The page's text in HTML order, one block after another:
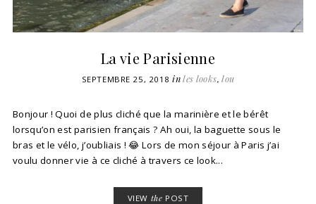
La vie Parisienne
SEPTEMBRE 25, 2018 inles looks,lou
Bonjour ! Quoi de plus cliché que la marinière et le bérêt
lorsqu’on est parisien français ? Ah oui, la baguette sous le
bras et le vélo, j’oubliais ! 😂 Lors de mon séjour à Paris j’ai
voulu donner vie à ce cliché à travers ce look...
VIEW the POST